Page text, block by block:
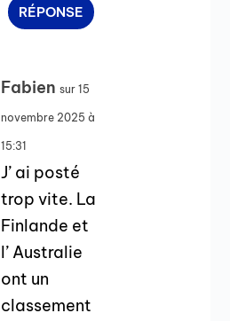
RÉPONSE
Fabien sur 15
novembre 2025 à
15:31
J’ ai posté
trop vite. La
Finlande et
l’ Australie
ont un
classement